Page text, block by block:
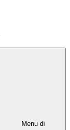
Menu di